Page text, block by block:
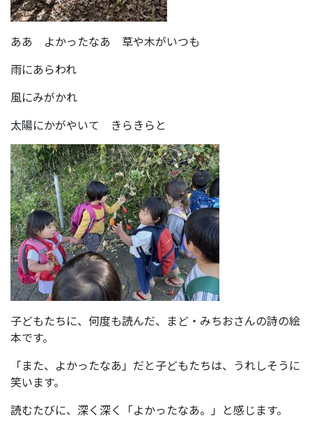
ああ よかったなあ 草や木がいつも
雨にあらわれ
風にみがかれ
太陽にかがやいて きらきらと
子どもたちに、何度も読んだ、まど・みちおさんの詩の絵
本です。
「また、よかったなあ」だと子どもたちは、うれしそうに
笑います。
読むたびに、深く深く「よかったなあ。」と感じます。